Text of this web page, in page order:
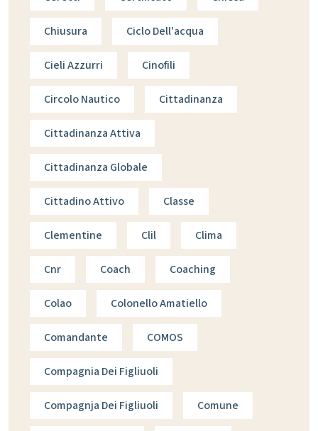
Chiusura Ciclo Dell'acqua
Cieli Azzurri Cinofili
Circolo Nautico Cittadinanza
Cittadinanza Attiva
Cittadinanza Globale
Cittadino Attivo Classe
Clementine Clil Clima
Cnr Coach Coaching
Colao Colonello Amatiello
Comandante COMOS
Compagnia Dei Figliuoli
Compagnja Dei Figliuoli Comune